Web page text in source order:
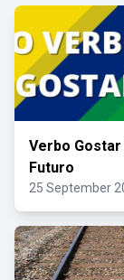
Verbo Gostar
Futuro
25 September